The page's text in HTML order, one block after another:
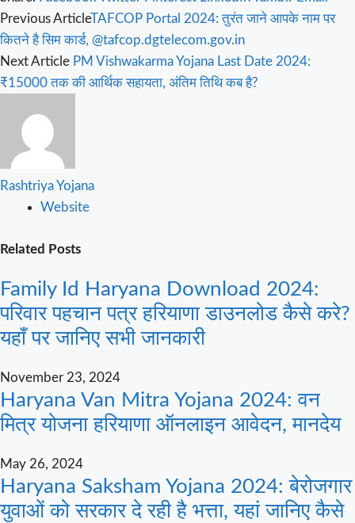
Previous ArticleTAFCOP Portal 2024: तुरंत जाने आपके नाम पर
कितने है सिम कार्ड, @tafcop.dgtelecom.gov.in
Next Article PM Vishwakarma Yojana Last Date 2024:
₹15000 तक की आर्थिक सहायता, अंतिम तिथि कब है?
Rashtriya Yojana
Website
Related Posts
Family Id Haryana Download 2024:
परिवार पहचान पत्र हरियाणा डाउनलोड कैसे करे?
यहाँ पर जानिए सभी जानकारी
November 23, 2024
Haryana Van Mitra Yojana 2024: वन
मित्र योजना हरियाणा ऑनलाइन आवेदन, मानदेय
May 26, 2024
Haryana Saksham Yojana 2024: बेरोजगार
युवाओं को सरकार दे रही है भत्ता, यहां जानिए कैसे